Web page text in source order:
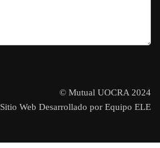
© Mutual UOCRA 2024
Sitio Web Desarrollado por Equipo ELE